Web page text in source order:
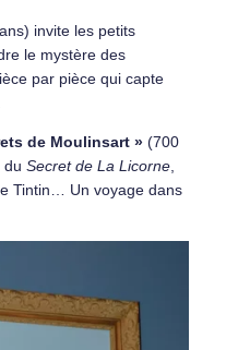
invite les petits
le mystère des
par pièce qui capte
de Moulinsart » (700
du Secret de La Licorne
Tintin… Un voyage dans